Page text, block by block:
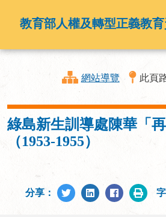
教育部人權及轉型正義教
網站導覽 此頁
綠島新生訓導處陳華「
（1953-1955）
分享：